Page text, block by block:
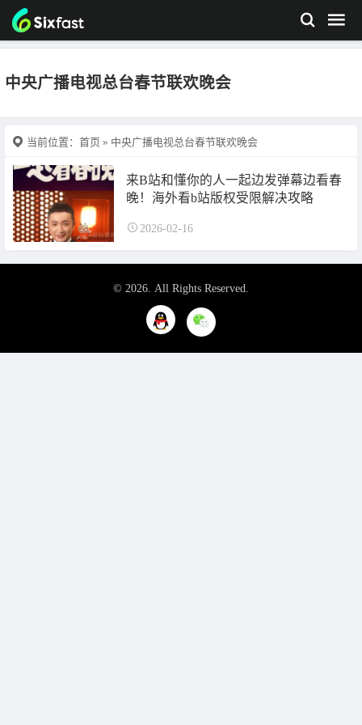
中央广播电视总台春节联欢晚会
当前位置： 首页 » 中央广播电视总台春节联欢晚会
来B站和懂你的人一起边发弹幕边看春
晚！海外看b站版权受限解决攻略
2026-02-16
© 2026. All Rights Reserved.